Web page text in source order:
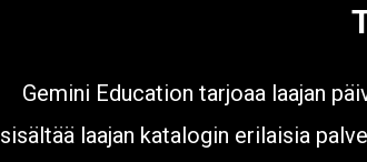
Gemini Education tarjoaa laajan
sisältää laajan katalogin erilaisia